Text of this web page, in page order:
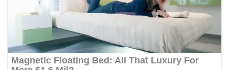
Menurut kenyataan Pejabat Perdana Menteri semalam,
Mohamed Azmin serta bekas Presiden dan Ketua Pegawai
Eksekutif Petronas Tan Sri Mohd Hassan Marican, bekas
Timbalan Gabenor Bank Negara Malaysia Dr Sukhdave